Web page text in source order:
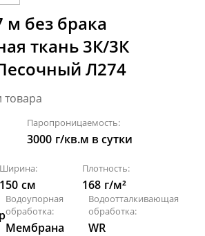
м без брака
ткань 3К/3К
Л274
товара
Паропроницаемость:
3000 г/кв.м в сутки
Ширина:
150 см
Плотность:
168 г/м²
Водоупорная
обработка:
Мембрана
Водоотталкивающая
обработка:
WR